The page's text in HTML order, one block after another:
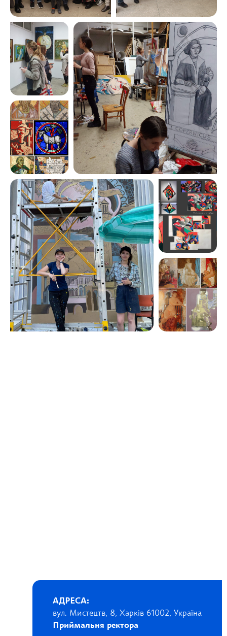
АДРЕСА:
вул. Мистецтв, 8, Харків 61002, Україна
Приймальня ректора